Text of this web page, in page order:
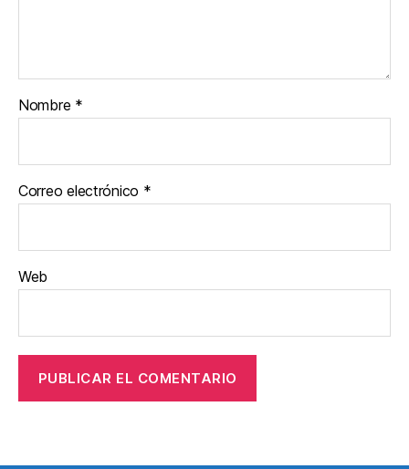
Nombre *
Correo electrónico *
Web